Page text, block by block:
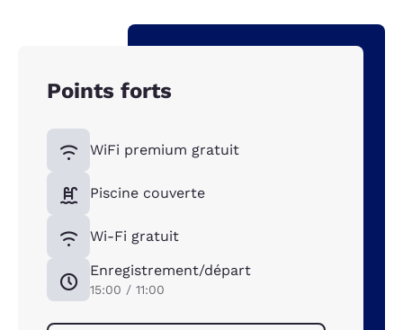
Points forts
WiFi premium gratuit
Piscine couverte
Wi-Fi gratuit
Enregistrement/départ
15:00 / 11:00